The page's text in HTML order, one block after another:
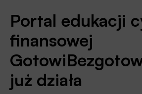
Portal edukacji
finansowej
już działa